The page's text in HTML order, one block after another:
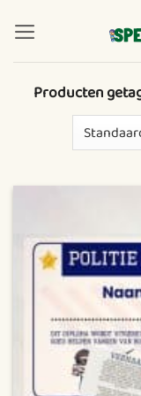
naar
inhoud
Producten